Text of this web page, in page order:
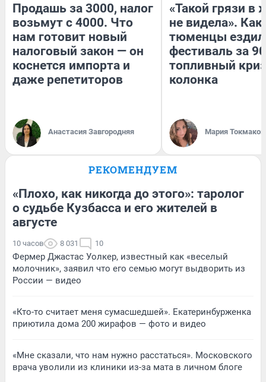
Продашь за 3000, налог
возьмут с 4000. Что
нам готовит новый
налоговый закон — он
коснется импорта и
даже репетиторов
Анастасия Завгородняя
«Такой грязи в
не видела». Как
тюменцы
фестиваль за
топливный
колонка
Мария
РЕКОМЕНДУЕМ
«Плохо, как никогда до этого»: таролог
о судьбе Кузбасса и его жителей в
августе
10 часов 8 031 10
Фермер Джастас Уолкер, известный как «веселый
молочник», заявил что его семью могут выдворить из
России — видео
«Кто-то считает меня сумасшедшей». Екатеринбурженка
приютила дома 200 жирафов — фото и видео
«Мне сказали, что нам нужно расстаться». Московского
врача уволили из клиники из-за мата в личном блоге